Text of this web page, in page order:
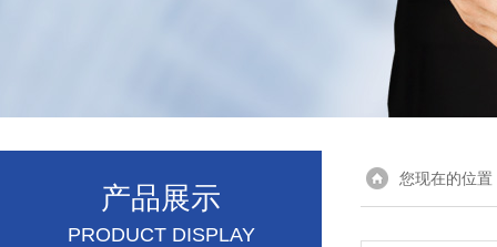
产品展示
PRODUCT DISPLAY
您现在的位置